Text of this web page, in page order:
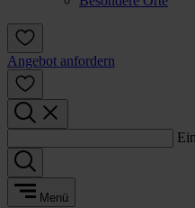
Angebot anfordern
Menü